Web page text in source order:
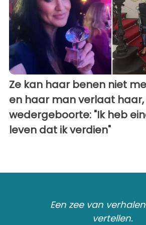
Ze kan haar benen niet
en haar man verlaat
wedergeboorte: "Ik heb
leven dat ik verdien"
Een zee van
vertellen.